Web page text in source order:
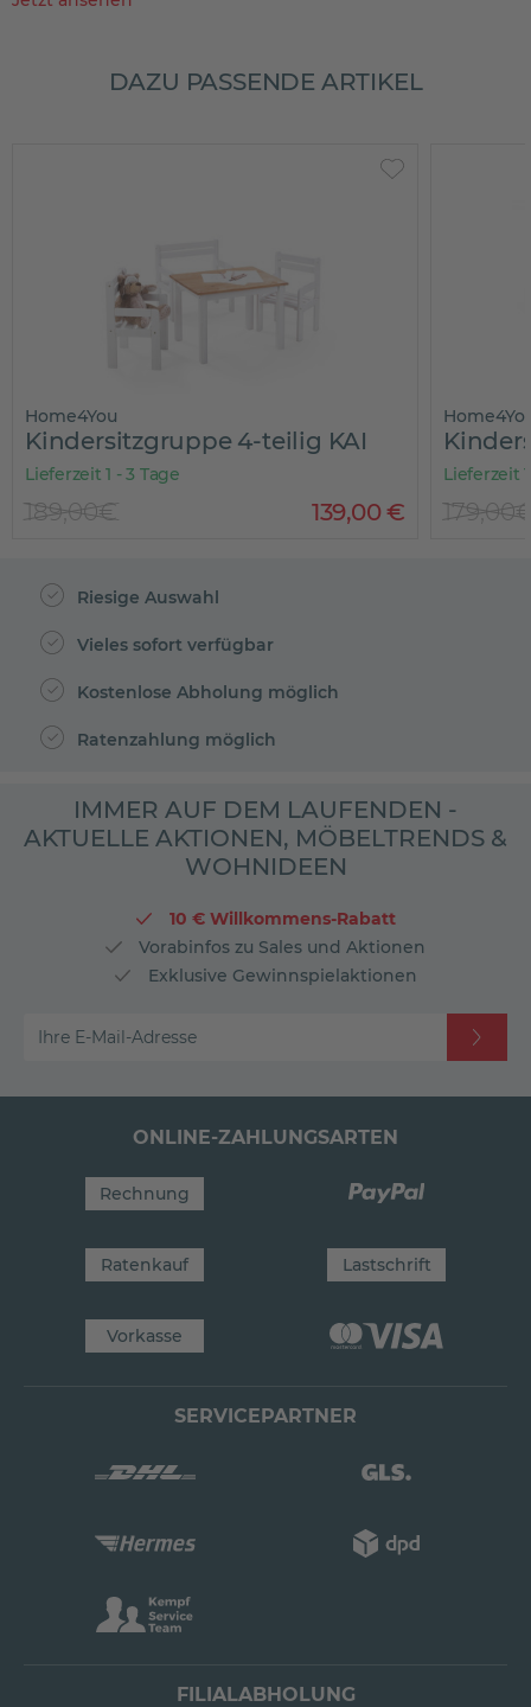
DAZU PASSENDE ARTIKEL
Home4You
Kindersitzgruppe 4-teilig KAI
Lieferzeit 1 - 3 Tage
139,00€
189,00€
Lieferzeit
Riesige Auswahl
Vieles sofort verfügbar
Kostenlose Abholung möglich
Ratenzahlung möglich
IMMER AUF DEM LAUFENDEN -
AKTUELLE AKTIONEN, MÖBELTRENDS &
WOHNIDEEN
10 € Willkommens-Rabatt
Vorabinfos zu Sales und Aktionen
Exklusive Gewinnspielaktionen
Ihre E-Mail-Adresse
ONLINE-ZAHLUNGSARTEN
Rechnung
Ratenkauf Lastschrift
Vorkasse
SERVICEPARTNER
FILIALABHOLUNG